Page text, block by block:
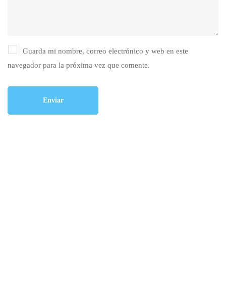
Guarda mi nombre, correo electrónico y web en este
navegador para la próxima vez que comente.